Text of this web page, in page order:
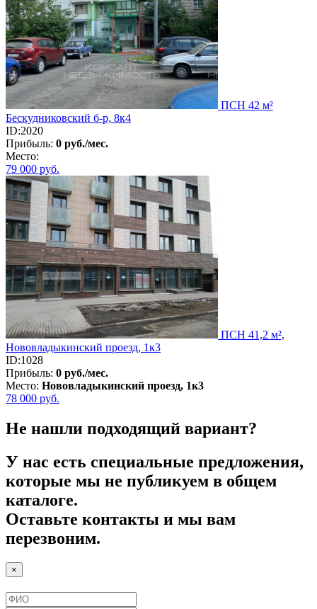
ПСН 42 м²
Бескудниковский б-р, 8к4
ID:2020
Прибыль: 0 руб./мес.
Место:
79 000 руб.
ПСН 41,2 м²,
Нововладыкинский проезд, 1к3
ID:1028
Прибыль: 0 руб./мес.
Место: Нововладыкинский проезд, 1к3
78 000 руб.
Не нашли подходящий вариант?
У нас есть специальные предложения,
которые мы не публикуем в общем
каталоге.
Оставьте контакты и мы вам
перезвоним.
×